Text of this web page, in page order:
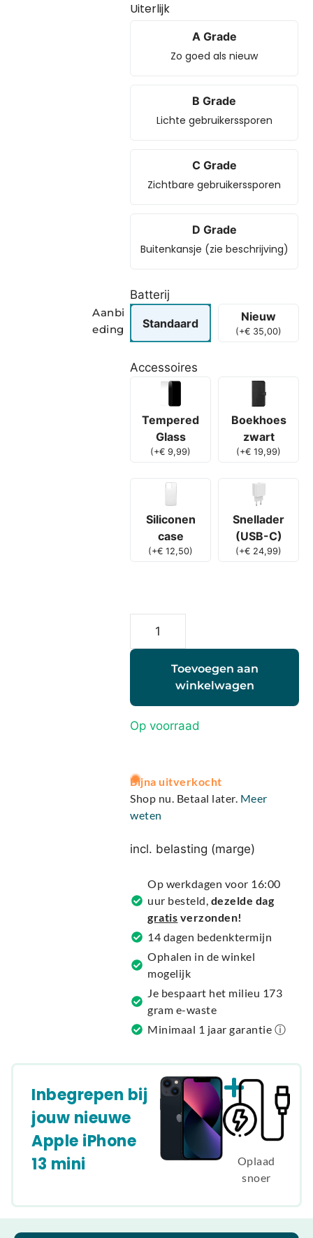
Aanbi
eding
Uiterlijk
A Grade
Zo goed als nieuw
B Grade
Lichte gebruikerssporen
C Grade
Zichtbare gebruikerssporen
D Grade
Buitenkansje (zie beschrijving)
Batterij
Standaard Nieuw
(+€ 35,00)
Accessoires
Tempered
Glass
(+€ 9,99)
Boekhoes
zwart
(+€ 19,99)
Siliconen
case
(+€ 12,50)
Snellader
(USB-C)
(+€ 24,99)
Toevoegen aan
winkelwagen
Op voorraad
A
l
t
e
r
t
v
e
:
Bijna uitverkocht
Shop nu. Betaal later. Meer
weten
incl. belasting (marge)
Op werkdagen voor 16:00
uur besteld, dezelde dag
gratis verzonden!
14 dagen bedenktermijn
Ophalen in de winkel
mogelijk
Je bespaart het milieu 173
gram e-waste
Minimaal 1 jaar garantie ⓘ
Inbegrepen bij
jouw nieuwe
Apple iPhone
13 mini
Oplaad
snoer